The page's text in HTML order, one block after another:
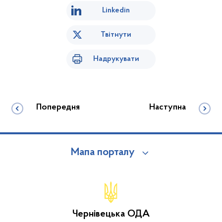
Linkedin
Твітнути
Надрукувати
Попередня Наступна
Мапа порталу
Чернівецька ОДА